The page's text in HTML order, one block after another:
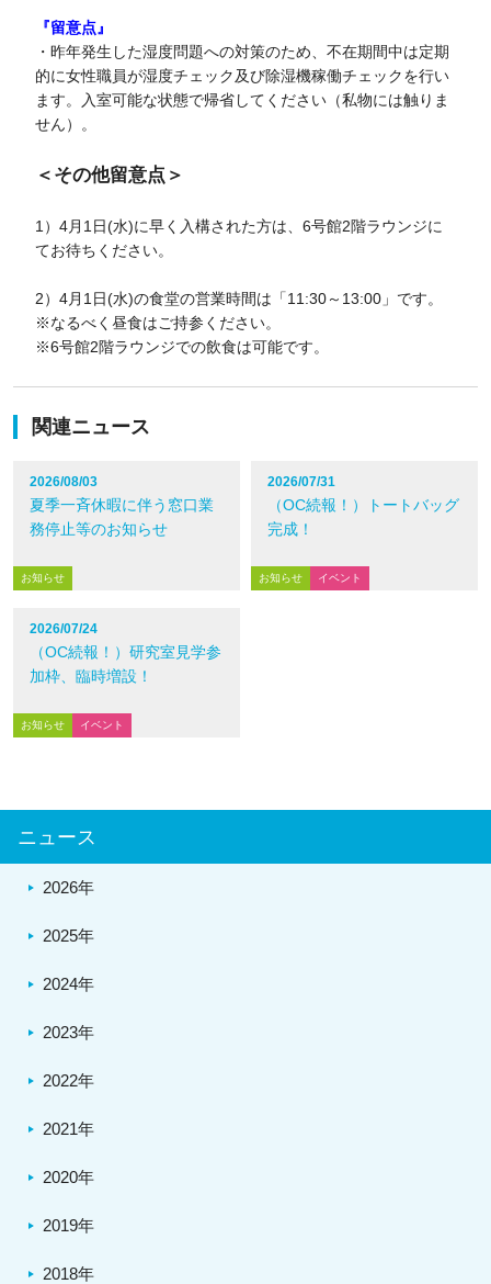
『留意点』
・昨年発生した湿度問題への対策のため、不在期間中は定期
的に女性職員が湿度チェック及び除湿機稼働チェックを行い
ます。入室可能な状態で帰省してください（私物には触りま
せん）。
＜その他留意点＞
1）4月1日(水)に早く入構された方は、6号館2階ラウンジに
てお待ちください。
2）4月1日(水)の食堂の営業時間は「11:30～13:00」です。
※なるべく昼食はご持参ください。
※6号館2階ラウンジでの飲食は可能です。
関連ニュース
2026/08/03
夏季一斉休暇に伴う窓口業
務停止等のお知らせ
お知らせ
2026/07/31
（OC続報！）トートバッグ
完成！
お知らせ イベント
2026/07/24
（OC続報！）研究室見学参
加枠、臨時増設！
お知らせ イベント
ニュース
2026年
2025年
2024年
2023年
2022年
2021年
2020年
2019年
2018年